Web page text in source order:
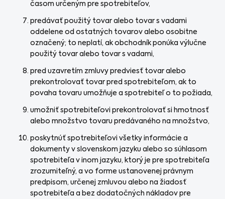
časom určeným pre spotrebiteľov,
predávať použitý tovar alebo tovar s vadami
oddelene od ostatných tovarov alebo osobitne
označený; to neplatí, ak obchodník ponúka výlučne
použitý tovar alebo tovar s vadami,
pred uzavretím zmluvy predviesť tovar alebo
prekontrolovať tovar pred spotrebiteľom, ak to
povaha tovaru umožňuje a spotrebiteľ o to požiada,
umožniť spotrebiteľovi prekontrolovať si hmotnosť
alebo množstvo tovaru predávaného na množstvo,
poskytnúť spotrebiteľovi všetky informácie a
dokumenty v slovenskom jazyku alebo so súhlasom
spotrebiteľa v inom jazyku, ktorý je pre spotrebiteľa
zrozumiteľný, a vo forme ustanovenej právnym
predpisom, určenej zmluvou alebo na žiadosť
spotrebiteľa a bez dodatočných nákladov pre